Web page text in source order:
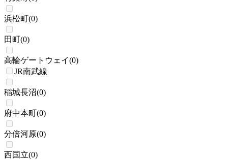
浜松町(0)
田町(0)
高輪ゲートウェイ(0)
JR南武線
稲城長沼(0)
府中本町(0)
分倍河原(0)
西国立(0)